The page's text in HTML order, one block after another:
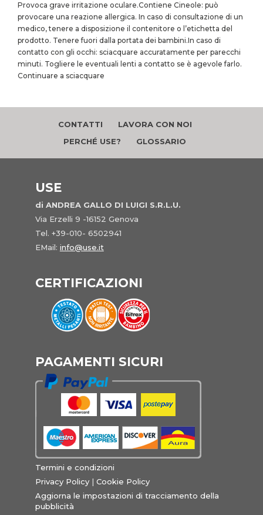
Provoca grave irritazione oculare.Contiene Cineole: può
provocare una reazione allergica. In caso di consultazione di un
medico, tenere a disposizione il contenitore o l’etichetta del
prodotto. Tenere fuori dalla portata dei bambini.In caso di
contatto con gli occhi: sciacquare accuratamente per parecchi
minuti. Togliere le eventuali lenti a contatto se è agevole farlo.
Continuare a sciacquare
CONTATTI
LAVORA CON NOI
PERCHÉ USE?
GLOSSARIO
USE
di ANDREA GALLO DI LUIGI S.R.L.U.
Via Erzelli 9 -16152 Genova
Tel. +39-010- 6502941
EMail: info@use.it
CERTIFICAZIONI
PAGAMENTI SICURI
Termini e condizioni
Privacy Policy| Cookie Policy
Aggiorna le impostazioni di tracciamento della
pubblicità